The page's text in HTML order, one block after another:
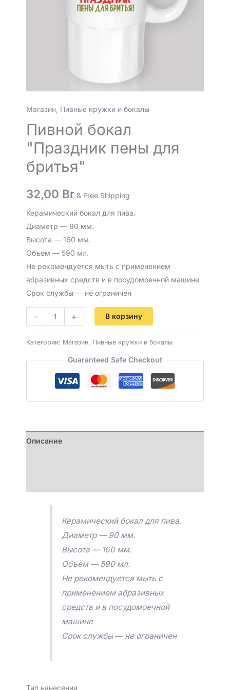
Магазин Пивные кружки и бокалы
Пивной бокал
"Праздник пены для
бритья"
32,00 Br & Free Shipping
Керамический бокал для пива.
Диаметр — 90 мм.
Высота — 160 мм.
Объем — 590 мл.
Не рекомендуется мыть с применением
абразивных средств и в посудомоечной машине
Срок службы ― не ограничен
- + В корзину
Категории: Магазин, Пивные кружки и бокалы
Guaranteed Safe Checkout
Описание
Керамический бокал для пива.
Диаметр — 90 мм.
Высота — 160 мм.
Объем — 590 мл.
Не рекомендуется мыть с
применением абразивных
средств и в посудомоечной
машине
Срок службы ― не ограничен
Тип нанесения